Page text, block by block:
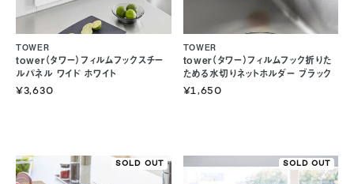
tower（タワー）フィルムフックスチー
ルパネル ワイド ホワイト
TOWER
¥3,630
tower（タワー）フィルムフック折りた
ためる水切りネットホルダー ブラック
TOWER
¥1,650
SOLD OUT SOLD OUT